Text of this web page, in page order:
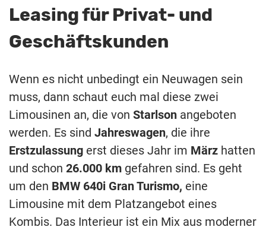
Leasing für Privat- und
Geschäftskunden
Wenn es nicht unbedingt ein Neuwagen sein
muss, dann schaut euch mal diese zwei
Limousinen an, die von Starlson angeboten
werden. Es sind Jahreswagen, die ihre
Erstzulassung erst dieses Jahr im März hatten
und schon 26.000 km gefahren sind. Es geht
um den BMW 640i Gran Turismo, eine
Limousine mit dem Platzangebot eines
Kombis. Das Interieur ist ein Mix aus moderner